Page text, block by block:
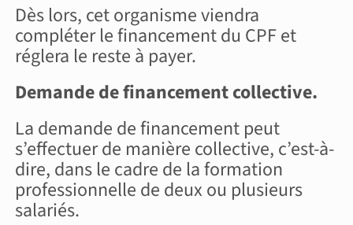
Dès lors, cet organisme viendra
compléter le financement du CPF et
réglera le reste à payer.
Demande de financement collective.
La demande de financement peut
s’effectuer de manière collective, c’est-à-
dire, dans le cadre de la formation
professionnelle de deux ou plusieurs
salariés.